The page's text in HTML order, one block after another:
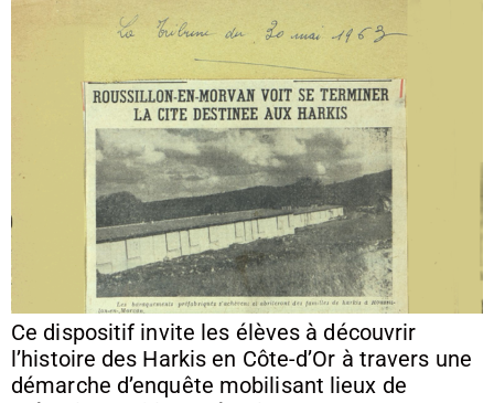
Ce dispositif invite les élèves à découvrir
l’histoire des Harkis en Côte-d’Or à travers une
démarche d’enquête mobilisant lieux de